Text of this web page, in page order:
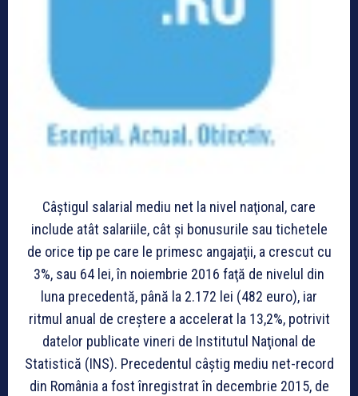
Câştigul salarial mediu net la nivel naţional, care
include atât salariile, cât şi bonusurile sau tichetele
de orice tip pe care le primesc angajaţii, a crescut cu
3%, sau 64 lei, în noiembrie 2016 faţă de nivelul din
luna precedentă, până la 2.172 lei (482 euro), iar
ritmul anual de creştere a accelerat la 13,2%, potrivit
datelor publicate vineri de Institutul Naţional de
Statistică (INS). Precedentul câştig mediu net-record
din România a fost înregistrat în decembrie 2015, de